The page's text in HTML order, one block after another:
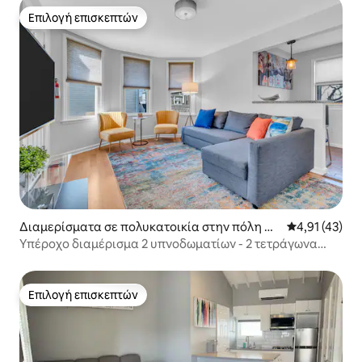
Επιλογή επισκεπτών
Επιλογή επισκεπτών
Διαμερίσματα σε πολυκατοικία στην πόλη As
bury Park
Μέση
4,91 (43)
Υπέροχο διαμέρισμα 2 υπνοδωματίων - 2 τετράγωνα
Επιλογή επισκεπτών
Επιλογή επισκεπτών